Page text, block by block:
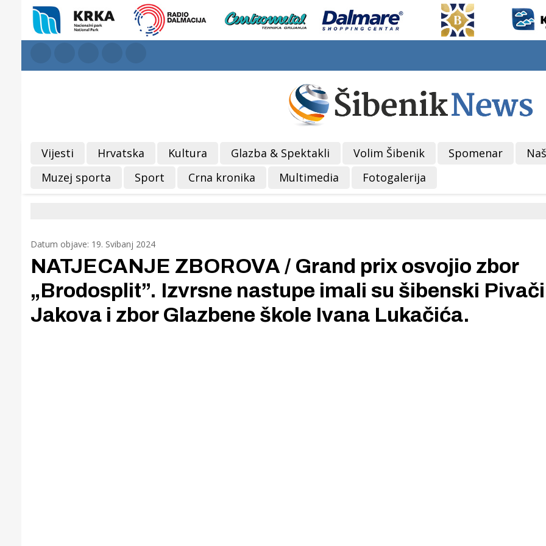
Vijesti Hrvatska Kultura Glazba & Spektakli Volim Šibenik Spomenar
Muzej sporta
Sport Crna kronika Multimedia Fotogalerija
Datum objave: 19. Svibanj 2024
NATJECANJE ZBOROVA / Grand prix osvojio zbor
„Brodosplit”. Izvrsne nastupe imali su šibenski
Jakova i zbor Glazbene škole Ivana Lukačića.